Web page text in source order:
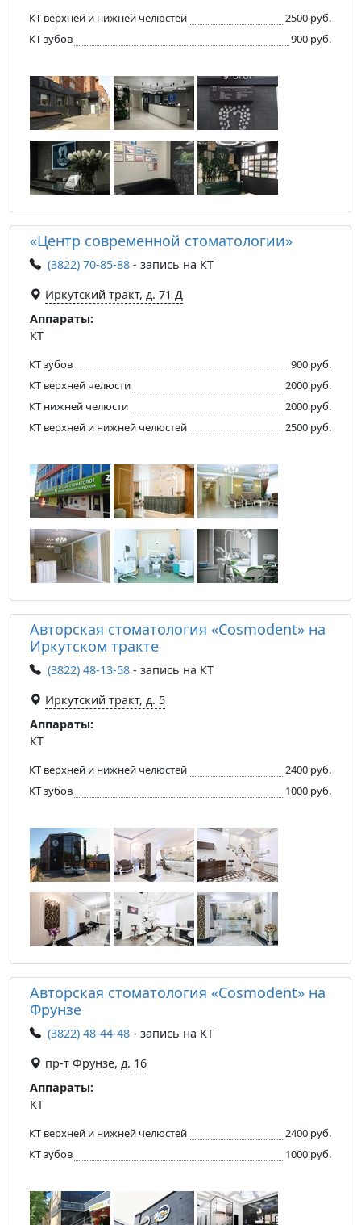
КТ верхней и нижней челюстей
2500 руб.
КТ зубов
900 руб.
«Центр современной стоматологии»
(3822) 70-85-88 - запись на КТ
​Иркутский тракт, д. 71 Д
Аппараты:
КТ
КТ зубов
900 руб.
КТ верхней челюсти
2000 руб.
КТ нижней челюсти
2000 руб.
КТ верхней и нижней челюстей
2500 руб.
Авторская стоматология «Cosmodent» на
Иркутском тракте
(3822) 48-13-58 - запись на КТ
Иркутский тракт, д. 5
Аппараты:
КТ
КТ верхней и нижней челюстей
2400 руб.
КТ зубов
1000 руб.
Авторская стоматология «Cosmodent» на
Фрунзе
(3822) 48-44-48 - запись на КТ
пр-т Фрунзе, д. 16
Аппараты:
КТ
КТ верхней и нижней челюстей
2400 руб.
КТ зубов
1000 руб.